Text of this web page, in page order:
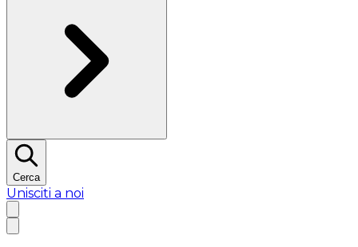
Cerca
Unisciti a noi